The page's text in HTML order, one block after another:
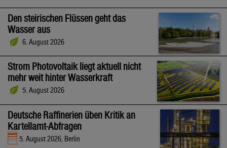
Den steirischen Flüssen geht das
Wasser aus
6. August 2026
Strom Photovoltaik liegt aktuell nicht
mehr weit hinter Wasserkraft
5. August 2026
Deutsche Raffinerien üben Kritik an
Kartellamt-Abfragen
5. August 2026, Berlin